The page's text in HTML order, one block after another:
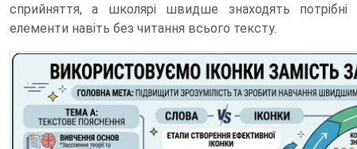
сприйняття, а школярі швидше знаходять потрібні
елементи навіть без читання всього тексту.